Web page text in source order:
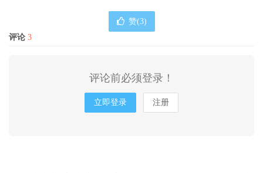
赞(3)
评论 3
评论前必须登录！
立即登录 注册